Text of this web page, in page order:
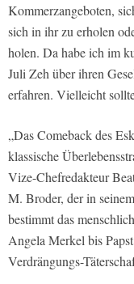
Kommerzangeboten,
sich in ihr zu erholen
holen. Da habe ich im
Juli Zeh über ihren
erfahren. Vielleicht
„Das Comeback des
klassische
Vize-Chefredakteur
M. Broder, der in
bestimmt das
Angela Merkel bis
Verdrängungs-